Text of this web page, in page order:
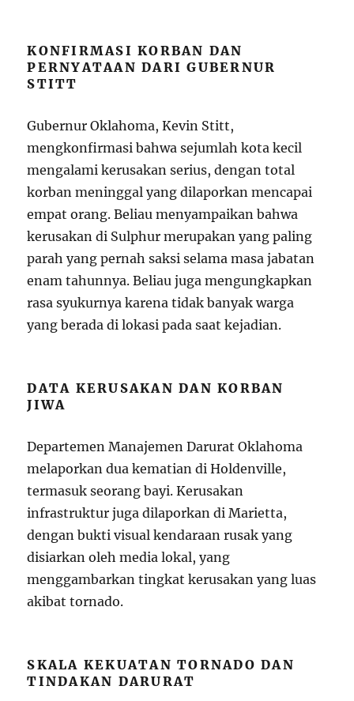
KONFIRMASI KORBAN DAN
PERNYATAAN DARI GUBERNUR
STITT
Gubernur Oklahoma, Kevin Stitt,
mengkonfirmasi bahwa sejumlah kota kecil
mengalami kerusakan serius, dengan total
korban meninggal yang dilaporkan mencapai
empat orang. Beliau menyampaikan bahwa
kerusakan di Sulphur merupakan yang paling
parah yang pernah saksi selama masa jabatan
enam tahunnya. Beliau juga mengungkapkan
rasa syukurnya karena tidak banyak warga
yang berada di lokasi pada saat kejadian.
DATA KERUSAKAN DAN KORBAN
JIWA
Departemen Manajemen Darurat Oklahoma
melaporkan dua kematian di Holdenville,
termasuk seorang bayi. Kerusakan
infrastruktur juga dilaporkan di Marietta,
dengan bukti visual kendaraan rusak yang
disiarkan oleh media lokal, yang
menggambarkan tingkat kerusakan yang luas
akibat tornado.
SKALA KEKUATAN TORNADO DAN
TINDAKAN DARURAT